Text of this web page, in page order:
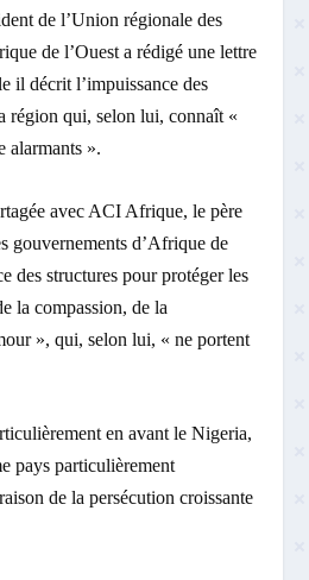
de l’Union régionale des
de l’Ouest a rédigé une lettre
il décrit l’impuissance des
région qui, selon lui, connaît «
alarmants ».
avec ACI Afrique, le père
gouvernements d’Afrique de
des structures pour protéger les
la compassion, de la
», qui, selon lui, « ne portent
en avant le Nigeria,
pays particulièrement
de la persécution croissante